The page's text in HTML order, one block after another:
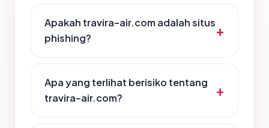
Apakah travira-air.com adalah situs
phishing?
Apa yang terlihat berisiko tentang
travira-air.com?